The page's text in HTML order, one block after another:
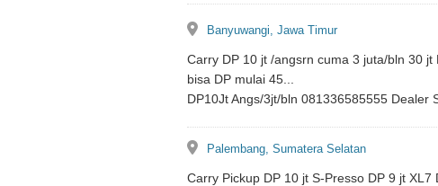
lokasi
Banyuwangi, Jawa Timur
Carry DP 10 jt /angsrn cuma 3 juta/bln 30
bisa DP mulai 45...
DP10Jt Angs/3jt/bln 081336585555 Dealer
lokasi
Palembang, Sumatera Selatan
Carry Pickup DP 10 jt S-Presso DP 9 jt